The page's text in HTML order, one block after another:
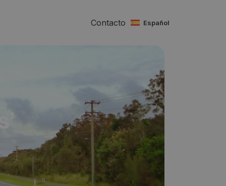
Contacto español